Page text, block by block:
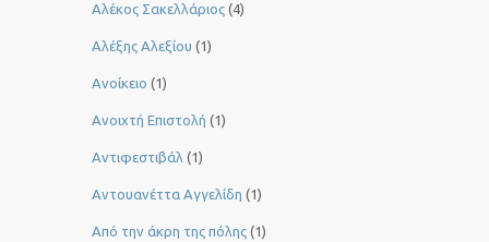
Αλέκος Σακελλάριος (4)
Αλέξης Αλεξίου (1)
Ανοίκειο (1)
Ανοιχτή Επιστολή (1)
Αντιφεστιβάλ (1)
Αντουανέττα Αγγελίδη (1)
Από την άκρη της πόλης (1)